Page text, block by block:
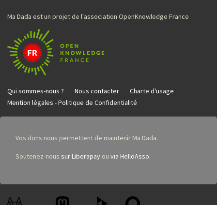
Ma Dada est un projet de l'association OpenKnowledge France
Qui sommes-nous ? Nous contacter
Charte d'usage
Mention légales - Politique de Confidentialité
Vos dons nous permettent de maintenir Ma Dada.
Soutenez-nous sur Liberapay ou via HelloAsso.